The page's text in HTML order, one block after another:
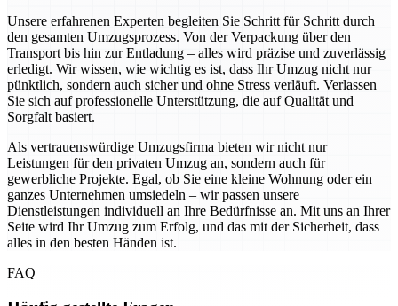
Unsere erfahrenen Experten begleiten Sie Schritt für Schritt durch
den gesamten Umzugsprozess. Von der Verpackung über den
Transport bis hin zur Entladung – alles wird präzise und zuverlässig
erledigt. Wir wissen, wie wichtig es ist, dass Ihr Umzug nicht nur
pünktlich, sondern auch sicher und ohne Stress verläuft. Verlassen
Sie sich auf professionelle Unterstützung, die auf Qualität und
Sorgfalt basiert.
Als vertrauenswürdige Umzugsfirma bieten wir nicht nur
Leistungen für den privaten Umzug an, sondern auch für
gewerbliche Projekte. Egal, ob Sie eine kleine Wohnung oder ein
ganzes Unternehmen umsiedeln – wir passen unsere
Dienstleistungen individuell an Ihre Bedürfnisse an. Mit uns an Ihrer
Seite wird Ihr Umzug zum Erfolg, und das mit der Sicherheit, dass
alles in den besten Händen ist.
FAQ